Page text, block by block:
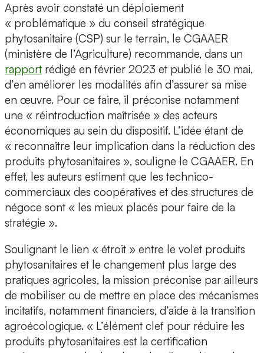
Après avoir constaté un déploiement
« problématique » du conseil stratégique
phytosanitaire (CSP) sur le terrain, le CGAAER
(ministère de l’Agriculture) recommande, dans un
rapport rédigé en février 2023 et publié le 30 mai,
d’en améliorer les modalités afin d’assurer sa mise
en œuvre. Pour ce faire, il préconise notamment
une « réintroduction maîtrisée » des acteurs
économiques au sein du dispositif. L’idée étant de
« reconnaître leur implication dans la réduction des
produits phytosanitaires », souligne le CGAAER. En
effet, les auteurs estiment que les technico-
commerciaux des coopératives et des structures de
négoce sont « les mieux placés pour faire de la
stratégie ».
Soulignant le lien « étroit » entre le volet produits
phytosanitaires et le changement plus large des
pratiques agricoles, la mission préconise par ailleurs
de mobiliser ou de mettre en place des mécanismes
incitatifs, notamment financiers, d’aide à la transition
agroécologique. « L’élément clef pour réduire les
produits phytosanitaires est la certification